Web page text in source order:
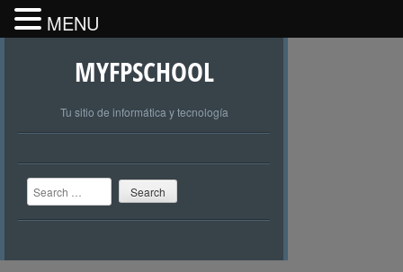
MYFPSCHOOL
Tu sitio de informática y tecnología
Search
MENU